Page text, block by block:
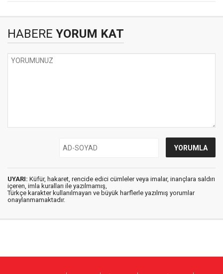
HABERE YORUM KAT
UYARI: Küfür, hakaret, rencide edici cümleler veya imalar, inançlara saldırı
içeren, imla kuralları ile yazılmamış,
Türkçe karakter kullanılmayan ve büyük harflerle yazılmış yorumlar
onaylanmamaktadır.